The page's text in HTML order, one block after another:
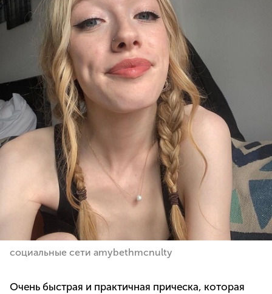
социальные сети amybethmcnulty
Очень быстрая и практичная прическа, которая